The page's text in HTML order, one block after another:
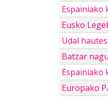
Espainiako
Eusko
Udal
Batzar
Espainiako
Europako